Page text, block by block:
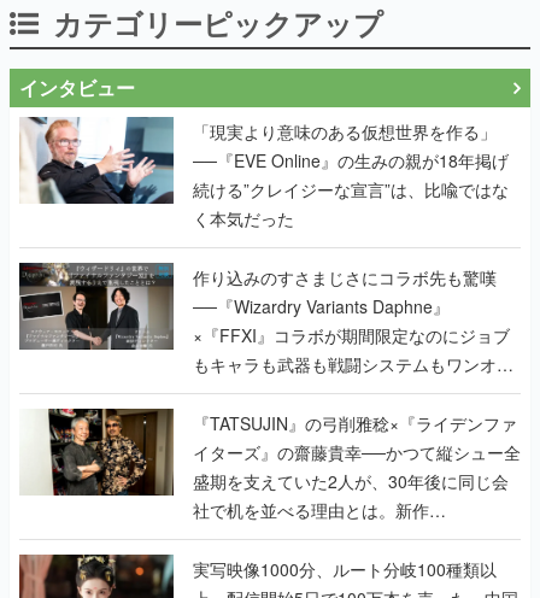
カテゴリーピックアップ
インタビュー
「現実より意味のある仮想世界を作る」
──『EVE Online』の生みの親が18年掲げ
続ける”クレイジーな宣言”は、比喩ではな
く本気だった
作り込みのすさまじさにコラボ先も驚嘆
──『Wizardry Variants Daphne』
×『FFXI』コラボが期間限定なのにジョブ
もキャラも武器も戦闘システムもワンオフ
で作り込まれた理由を両ディレクターに聞
く
『TATSUJIN』の弓削雅稔×『ライデンファ
イターズ』の齋藤貴幸──かつて縦シュー全
盛期を支えていた2人が、30年後に同じ会
社で机を並べる理由とは。新作
『TATSUJIN EXTREME』で初タッグを組
んだレジェンド2人に訊く開発秘話
実写映像1000分、ルート分岐100種類以